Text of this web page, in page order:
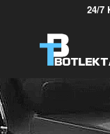
24/7